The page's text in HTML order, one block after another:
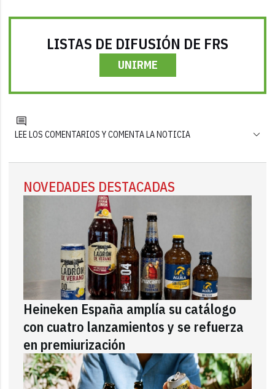
LISTAS DE DIFUSIÓN DE FRS
UNIRME
LEE LOS COMENTARIOS Y COMENTA LA NOTICIA
NOVEDADES DESTACADAS
Heineken España amplía su catálogo
con cuatro lanzamientos y se refuerza
en premiurización